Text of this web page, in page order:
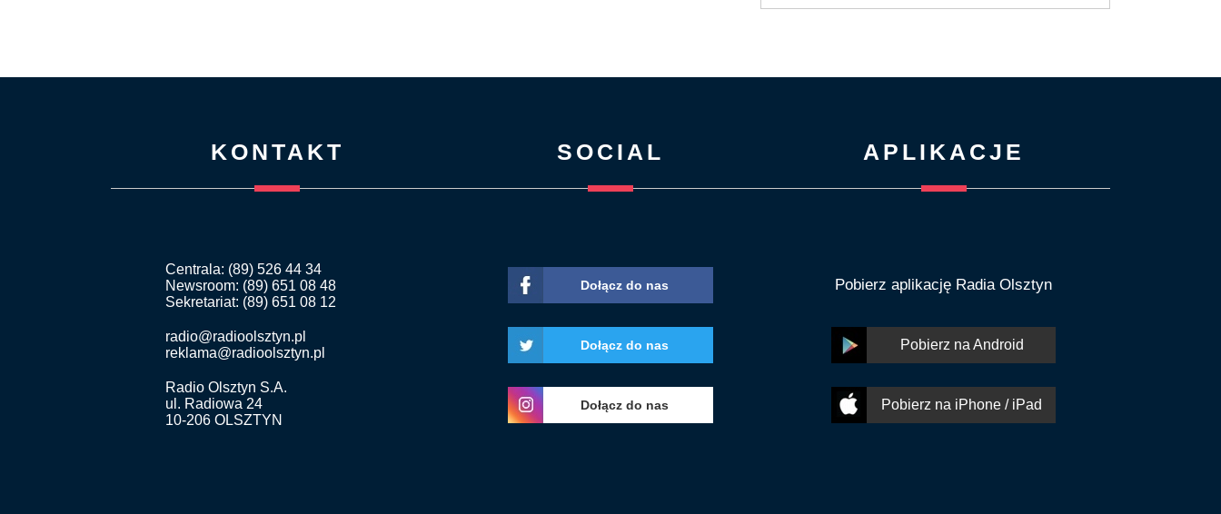
KONTAKT
Centrala: (89) 526 44 34
Newsroom: (89) 651 08 48
Sekretariat: (89) 651 08 12
radio@radioolsztyn.pl
reklama@radioolsztyn.pl
Radio Olsztyn S.A.
ul. Radiowa 24
10-206 OLSZTYN
SOCIAL
Dołącz do nas
Dołącz do nas
Dołącz do nas
APLIKACJE
Pobierz aplikację Radia Olsztyn
Pobierz na Android
Pobierz na iPhone / iPad